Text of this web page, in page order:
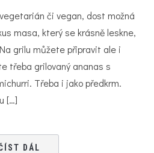
či vegan, dost možná
masa, který se krásně leskne,
grilu můžete připravit ale i
třeba grilovaný ananas s
Třeba i jako předkrm.
[…]
DÁL